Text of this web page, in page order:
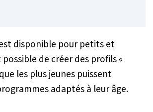
disponible pour petits et
de créer des profils «
les plus jeunes puissent
adaptés à leur âge.